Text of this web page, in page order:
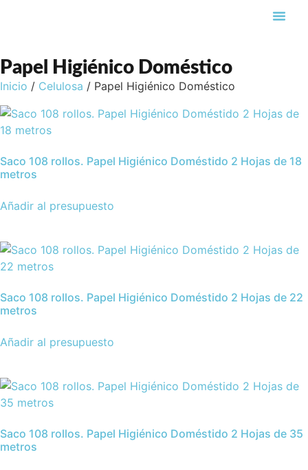
Papel Higiénico Doméstico
Inicio / Celulosa / Papel Higiénico Doméstico
Saco 108 rollos. Papel Higiénico Doméstido 2 Hojas de 18
metros
Añadir al presupuesto
Saco 108 rollos. Papel Higiénico Doméstido 2 Hojas de 22
metros
Añadir al presupuesto
Saco 108 rollos. Papel Higiénico Doméstido 2 Hojas de 35
metros